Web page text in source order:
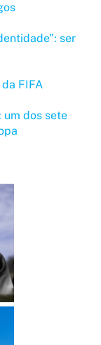
ser
FIFA
um dos sete